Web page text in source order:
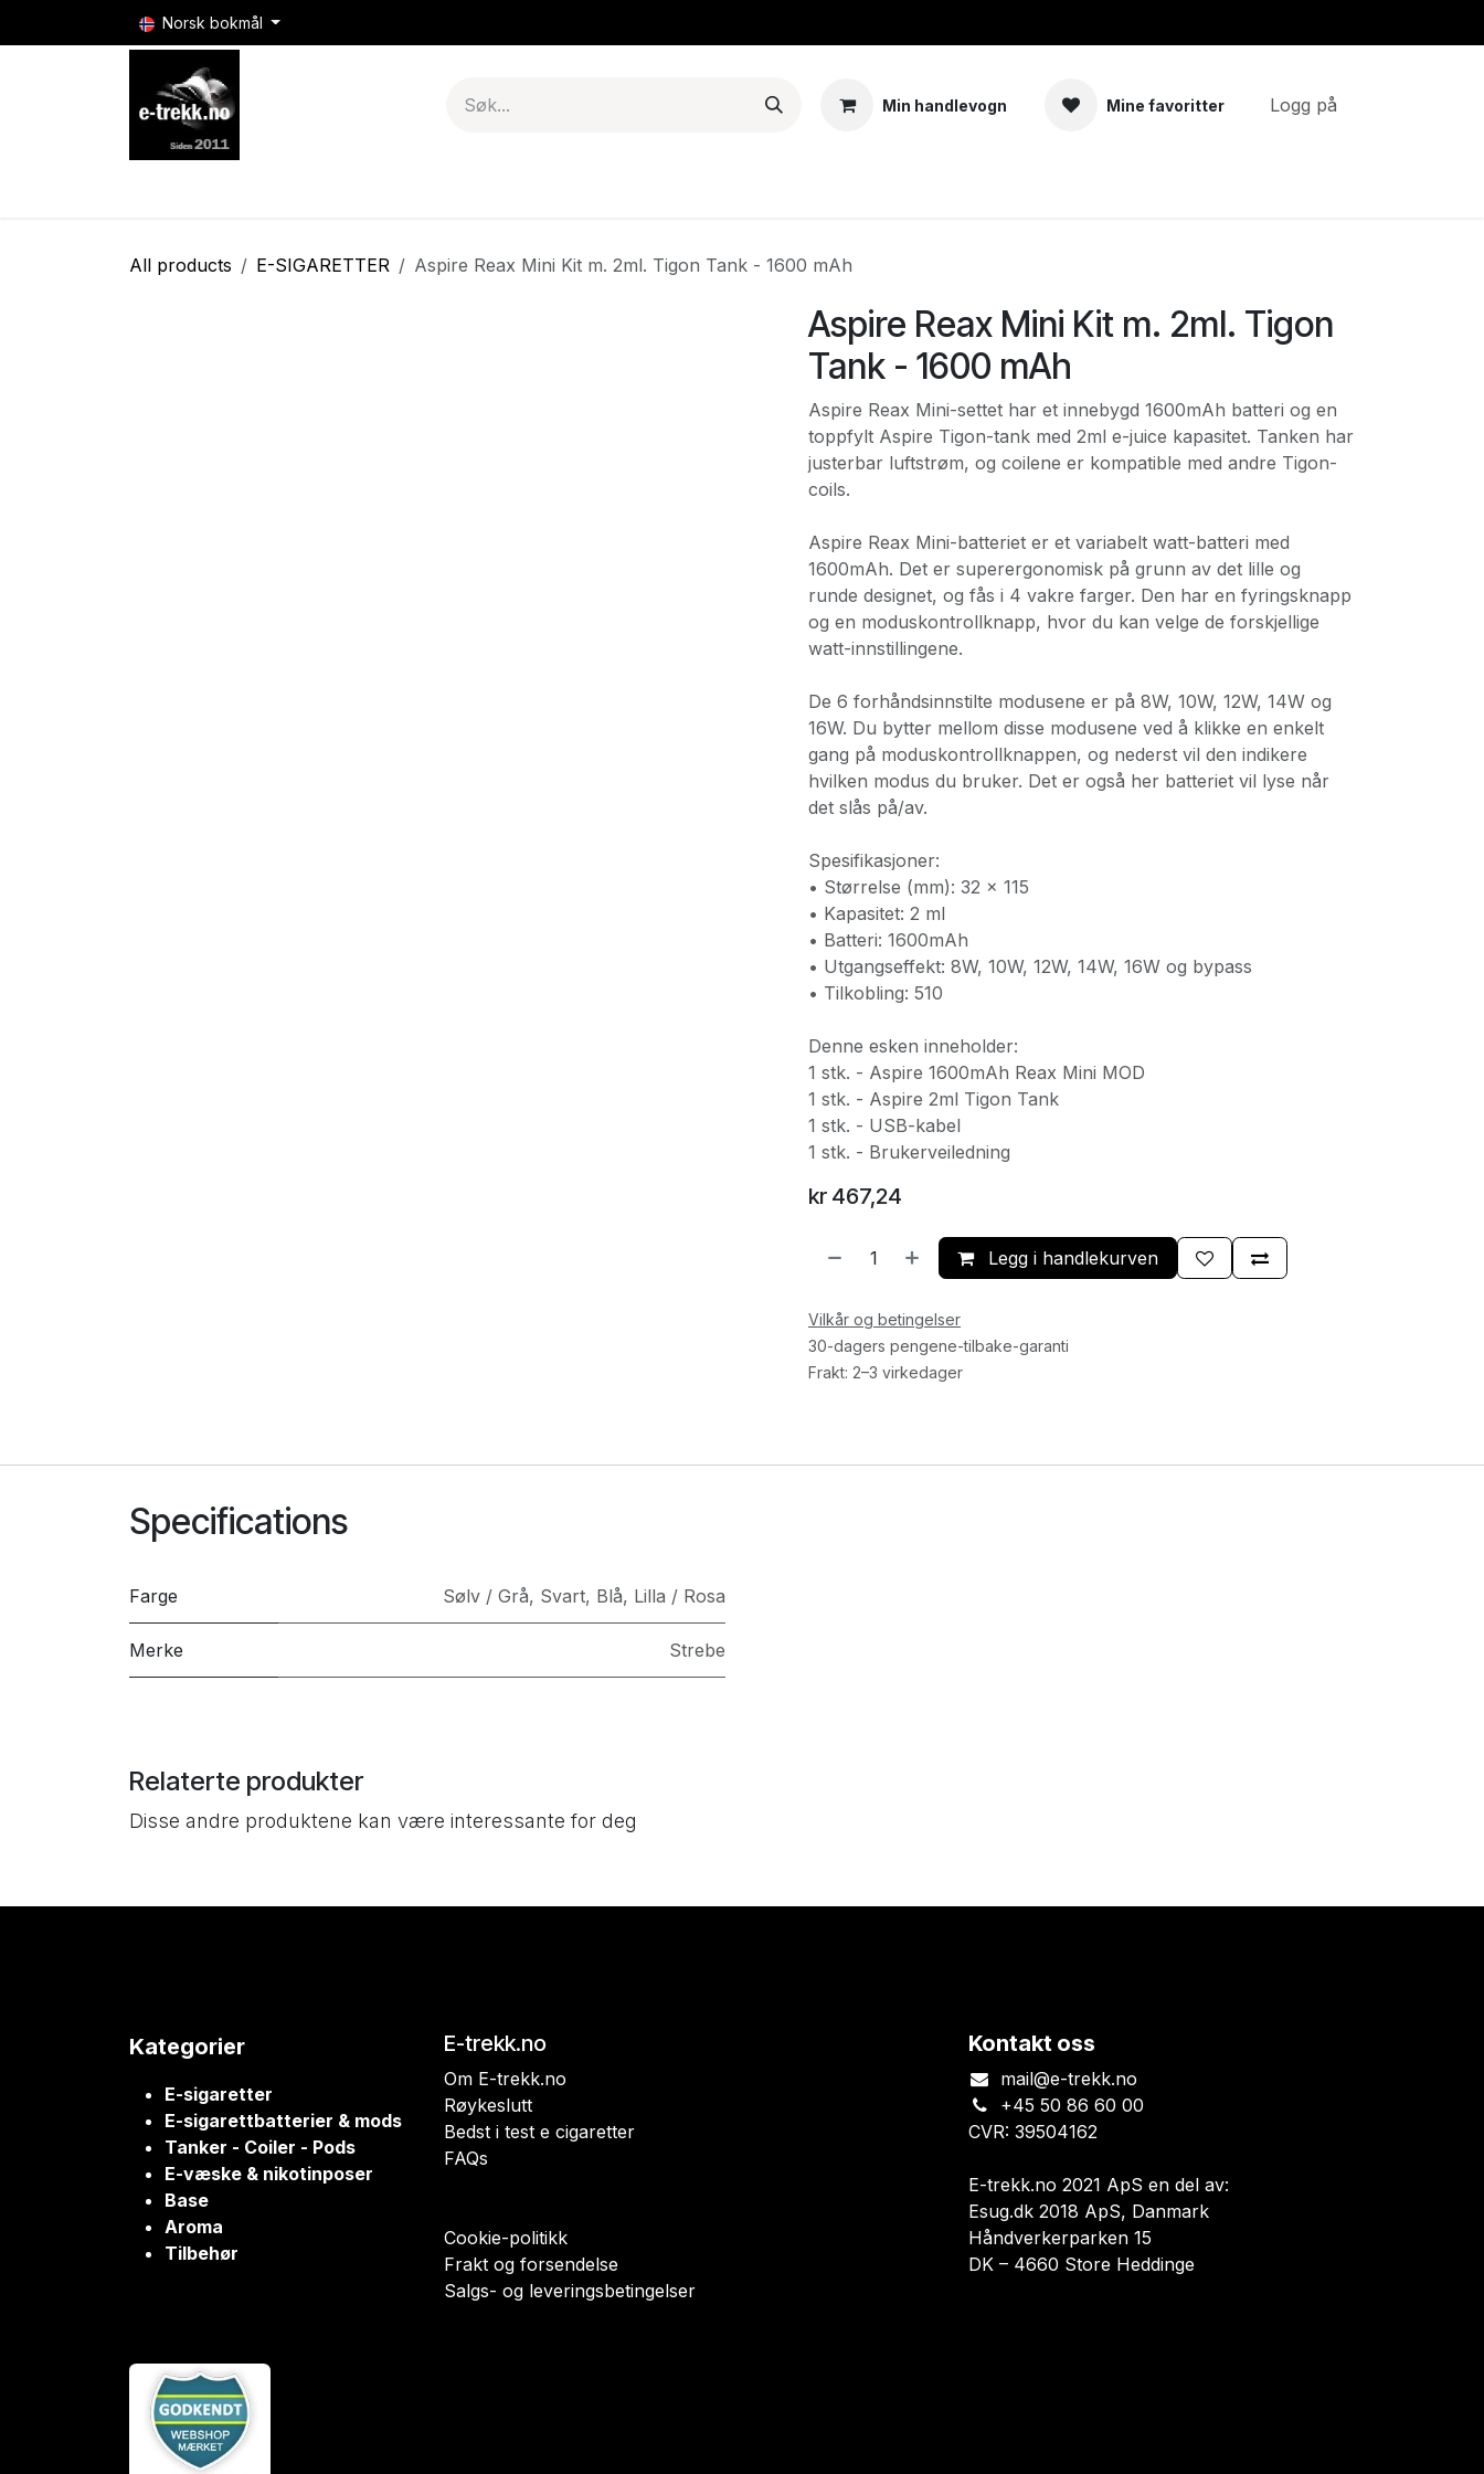
Norsk bokmål
Min handlevogn Mine favoritter Logg på
All products E-SIGARETTER Aspire Reax Mini Kit m. 2ml. Tigon Tank - 1600 mAh
Aspire Reax Mini Kit m. 2ml. Tigon
Tank - 1600 mAh
Aspire Reax Mini-settet har et innebygd 1600mAh batteri og en
toppfylt Aspire Tigon-tank med 2ml e-juice kapasitet. Tanken har
justerbar luftstrøm, og coilene er kompatible med andre Tigon-
coils.
Aspire Reax Mini-batteriet er et variabelt watt-batteri med
1600mAh. Det er superergonomisk på grunn av det lille og
runde designet, og fås i 4 vakre farger. Den har en fyringsknapp
og en moduskontrollknapp, hvor du kan velge de forskjellige
watt-innstillingene.
De 6 forhåndsinnstilte modusene er på 8W, 10W, 12W, 14W og
16W. Du bytter mellom disse modusene ved å klikke en enkelt
gang på moduskontrollknappen, og nederst vil den indikere
hvilken modus du bruker. Det er også her batteriet vil lyse når
det slås på/av.
Spesifikasjoner:
• Størrelse (mm): 32 x 115
• Kapasitet: 2 ml
• Batteri: 1600mAh
• Utgangseffekt: 8W, 10W, 12W, 14W, 16W og bypass
• Tilkobling: 510
Denne esken inneholder:
1 stk. - Aspire 1600mAh Reax Mini MOD
1 stk. - Aspire 2ml Tigon Tank
1 stk. - USB-kabel
1 stk. - Brukerveiledning
kr 467,24
Legg i handlekurven
Vilkår og betingelser
30-dagers pengene-tilbake-garanti
Frakt: 2–3 virkedager
Specifications
Farge Sølv / Grå, Svart, Blå, Lilla / Rosa
Merke Strebe
Relaterte produkter
Disse andre produktene kan være interessante for deg
Kategorier
E-sigaretter
E-sigarettbatterier & mods
Tanker - Coiler - Pods
E-væske & nikotinposer
Base
Aroma
Tilbehør
E-trekk.no
Om E-trekk.no
Røykeslutt
Bedst i test e cigaretter
FAQs
Cookie-politikk
Frakt og forsendelse
Salgs- og leveringsbetingelser
Kontakt oss
mail@e-trekk.no
+45 50 86 60 00
CVR: 39504162
E-trekk.no 2021 ApS en del av:
Esug.dk 2018 ApS, Danmark
Håndverkerparken 15
DK – 4660 Store Heddinge